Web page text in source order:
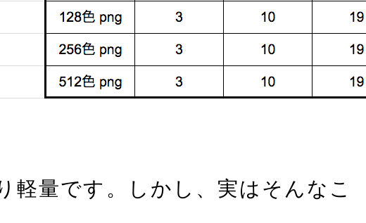
軽量です。しかし、実はそんなこ